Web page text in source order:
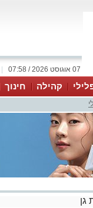
07 אוגוסט 2026 / 07:58
קהילה חינוך
גן